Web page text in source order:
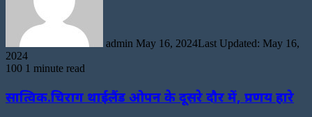
admin May 16, 2024Last Updated: May 16,
2024
100 1 minute read
सात्विक.चिराग थाईलैंड ओपन के दूसरे दौर में, प्रणय हारे